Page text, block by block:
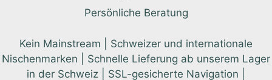
Persönliche Beratung
Kein Mainstream | Schweizer und internationale
Nischenmarken | Schnelle Lieferung ab unserem Lager
in der Schweiz | SSL-gesicherte Navigation |